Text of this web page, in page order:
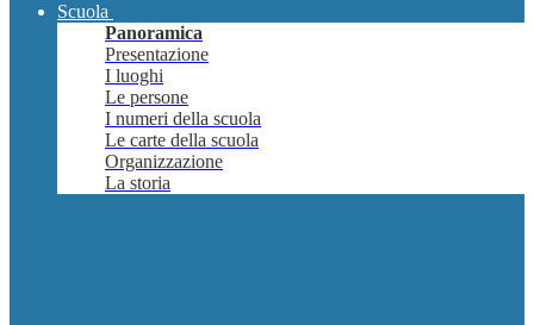
Scuola
Panoramica
Presentazione
I luoghi
Le persone
I numeri della scuola
Le carte della scuola
Organizzazione
La storia